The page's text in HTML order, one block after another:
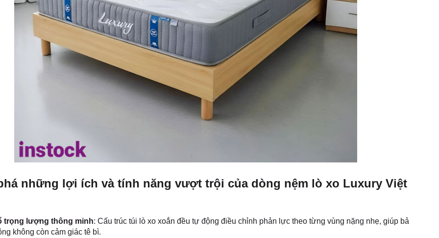
những lợi ích và tính năng vượt trội của dòng nệm lò xo Luxury Việt
trọng lượng thông minh: Cấu trúc túi lò xo xoắn đều tự động điều chỉnh phản lực theo từng vùng nặng nhẹ, giúp bả
không còn cảm giác tê bì.